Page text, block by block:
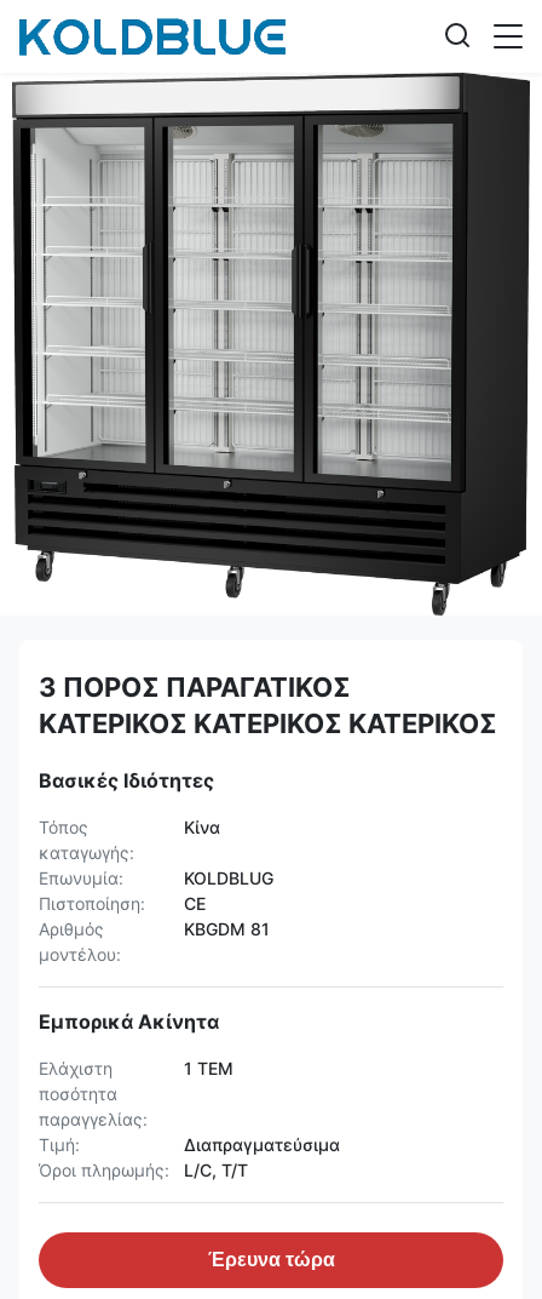
3 ΠΟΡΟΣ ΠΑΡΑΓΑΤΙΚΟΣ
ΚΑΤΕΡΙΚΟΣ ΚΑΤΕΡΙΚΟΣ ΚΑΤΕΡΙΚΟΣ
Βασικές Ιδιότητες
Τόπος
καταγωγής:
Κίνα
Επωνυμία:
KOLDBLUG
Πιστοποίηση:
CE
Αριθμός
μοντέλου:
KBGDM 81
Εμπορικά Ακίνητα
Ελάχιστη
ποσότητα
παραγγελίας:
1 ΤΕΜ
Τιμή:
Διαπραγματεύσιμα
Όροι πληρωμής:
L/C, T/T
Έρευνα τώρα